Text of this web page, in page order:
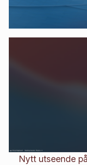
Nytt utseende